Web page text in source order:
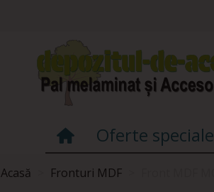
Oferte speciale
Acasă Fronturi MDF